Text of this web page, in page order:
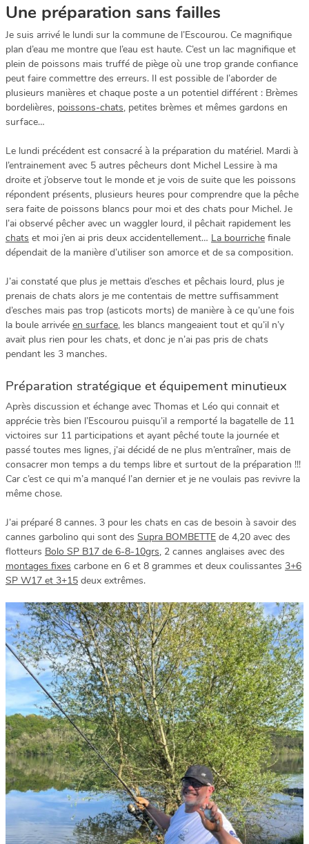
Une préparation sans failles
Je suis arrivé le lundi sur la commune de l’Escourou. Ce magnifique
plan d’eau me montre que l’eau est haute. C’est un lac magnifique et
plein de poissons mais truffé de piège où une trop grande confiance
peut faire commettre des erreurs. Il est possible de l’aborder de
plusieurs manières et chaque poste a un potentiel différent : Brèmes
bordelières, poissons-chats, petites brèmes et mêmes gardons en
surface…
Le lundi précédent est consacré à la préparation du matériel. Mardi à
l’entrainement avec 5 autres pêcheurs dont Michel Lessire à ma
droite et j’observe tout le monde et je vois de suite que les poissons
répondent présents, plusieurs heures pour comprendre que la pêche
sera faite de poissons blancs pour moi et des chats pour Michel. Je
l’ai observé pêcher avec un waggler lourd, il pêchait rapidement les
chats et moi j’en ai pris deux accidentellement… La bourriche finale
dépendait de la manière d’utiliser son amorce et de sa composition.
J’ai constaté que plus je mettais d’esches et pêchais lourd, plus je
prenais de chats alors je me contentais de mettre suffisamment
d’esches mais pas trop (asticots morts) de manière à ce qu’une fois
la boule arrivée en surface, les blancs mangeaient tout et qu’il n’y
avait plus rien pour les chats, et donc je n’ai pas pris de chats
pendant les 3 manches.
Préparation stratégique et équipement minutieux
Après discussion et échange avec Thomas et Léo qui connait et
apprécie très bien l’Escourou puisqu’il a remporté la bagatelle de 11
victoires sur 11 participations et ayant pêché toute la journée et
passé toutes mes lignes, j’ai décidé de ne plus m’entraîner, mais de
consacrer mon temps a du temps libre et surtout de la préparation !!!
Car c’est ce qui m’a manqué l’an dernier et je ne voulais pas revivre la
même chose.
J’ai préparé 8 cannes. 3 pour les chats en cas de besoin à savoir des
cannes garbolino qui sont des Supra BOMBETTE de 4,20 avec des
flotteurs Bolo SP B17 de 6-8-10grs, 2 cannes anglaises avec des
montages fixes carbone en 6 et 8 grammes et deux coulissantes 3+6
SP W17 et 3+15 deux extrêmes.